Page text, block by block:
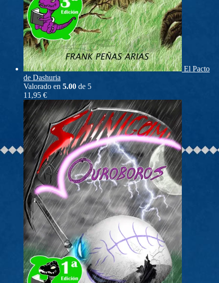
El Pacto
de Dashuria
Valorado en 5.00 de 5
11,95 €